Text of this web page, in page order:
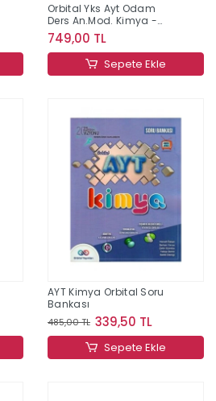
Orbital Yks Ayt Odam
Ders An.Mod. Kimya -
2024-25
749,00 TL
Sepete Ekle
AYT Kimya Orbital Soru
Bankası
485,00 TL 339,50 TL
Sepete Ekle